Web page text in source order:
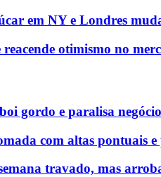
em NY e Londres
otimismo no
gordo e paralisa
com altas pontuais
travado, mas